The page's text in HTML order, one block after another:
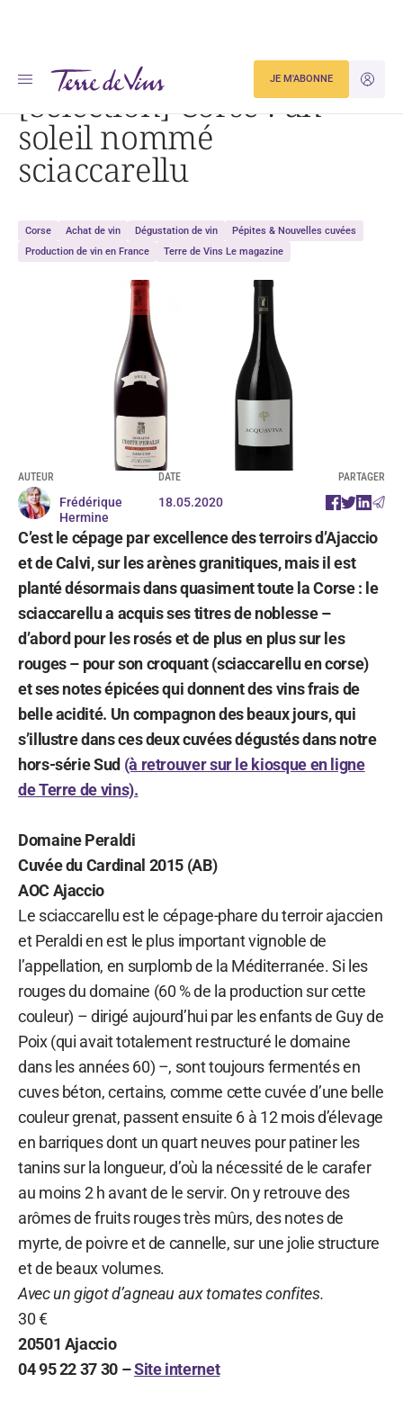
JE
JE M'ABONNE
Accueil Dégustation [Sélection] Corse : un soleil nommé sciaccarellu
[Sélection] Corse : un
soleil nommé
sciaccarellu
Corse Achat de vin Dégustation de vin
Pépites & Nouvelles cuvées
Production de vin en France
Terre de Vins Le magazine
AUTEUR
Frédérique
Hermine
DATE
18.05.2020
PARTAGER
C’est le cépage par excellence des terroirs d’Ajaccio
et de Calvi, sur les arènes granitiques, mais il est
planté désormais dans quasiment toute la Corse : le
sciaccarellu a acquis ses titres de noblesse –
d’abord pour les rosés et de plus en plus sur les
rouges – pour son croquant (sciaccarellu en corse)
et ses notes épicées qui donnent des vins frais de
belle acidité. Un compagnon des beaux jours, qui
s’illustre dans ces deux cuvées dégustés dans notre
hors-série Sud (à retrouver sur le kiosque en ligne
de Terre de vins).
Domaine Peraldi
Cuvée du Cardinal 2015 (AB)
AOC Ajaccio
Le sciaccarellu est le cépage-phare du terroir ajaccien
et Peraldi en est le plus important vignoble de
l’appellation, en surplomb de la Méditerranée. Si les
rouges du domaine (60 % de la production sur cette
couleur) – dirigé aujourd’hui par les enfants de Guy de
Poix (qui avait totalement restructuré le domaine
dans les années 60) –, sont toujours fermentés en
cuves béton, certains, comme cette cuvée d’une belle
couleur grenat, passent ensuite 6 à 12 mois d’élevage
en barriques dont un quart neuves pour patiner les
tanins sur la longueur, d’où la nécessité de le carafer
au moins 2 h avant de le servir. On y retrouve des
arômes de fruits rouges très mûrs, des notes de
myrte, de poivre et de cannelle, sur une jolie structure
et de beaux volumes.
Avec un gigot d’agneau aux tomates confites.
30 €
20501 Ajaccio
04 95 22 37 30 –Site internet